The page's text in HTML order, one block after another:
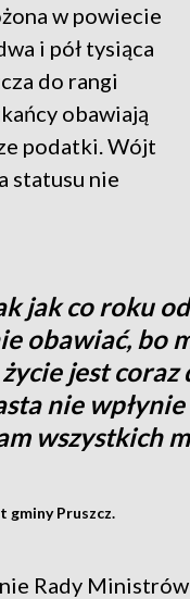
w powiecie
i pół tysiąca
do rangi
obawiają
podatki. Wójt
statusu nie
jak co roku
obawiać, bo
jest coraz
nie
wszystkich
gminy Pruszcz.
Rady